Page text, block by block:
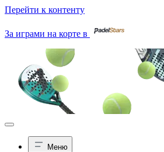
Перейти к контенту
За играми на корте в
Меню